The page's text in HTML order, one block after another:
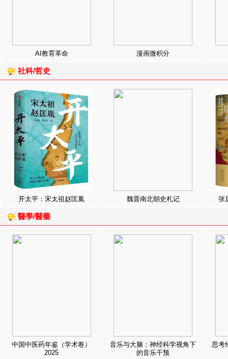
AI教育革命 漫画微积分
社科/哲史
开太平：宋太祖赵匡胤 魏晋南北朝史札记 张
醫學/醫藥
中国中医药年鉴（学术卷）
2025
音乐与大脑：神经科学视角下
的音乐干预
思考